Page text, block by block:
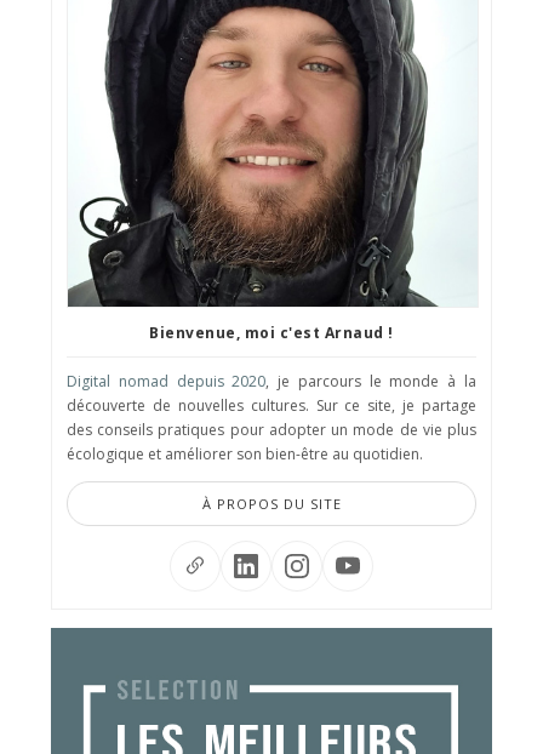
Bienvenue, moi c'est Arnaud !
Digital nomad depuis 2020, je parcours le monde à la
découverte de nouvelles cultures. Sur ce site, je partage
des conseils pratiques pour adopter un mode de vie plus
écologique et améliorer son bien-être au quotidien.
À PROPOS DU SITE